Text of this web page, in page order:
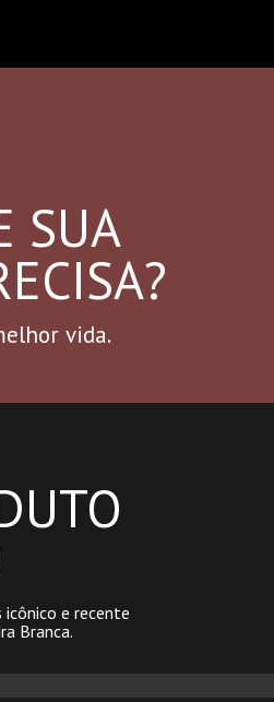
SUA
vida.
icônico e recente
Branca.